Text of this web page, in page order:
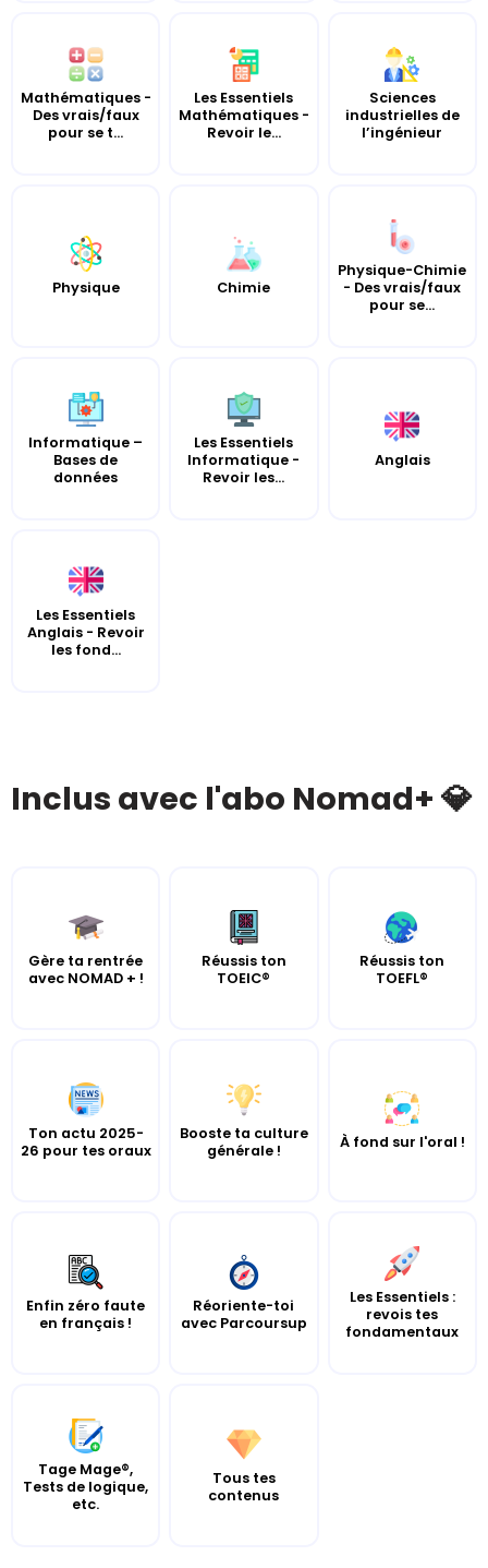
Mathématiques -
Des vrais/faux
pour se t...
Les Essentiels
Mathématiques -
Revoir le...
Sciences
industrielles de
l’ingénieur
Physique Chimie
Physique-Chimie
- Des vrais/faux
pour se...
Informatique –
Bases de
données
Les Essentiels
Informatique -
Revoir les...
Anglais
Les Essentiels
Anglais - Revoir
les fond...
Inclus avec l'abo Nomad+ 💎
Gère ta rentrée
avec NOMAD + !
Réussis ton
TOEIC®
Réussis ton
TOEFL®
Ton actu 2025-
26 pour tes oraux
Booste ta culture
générale !
À fond sur l'oral !
Enfin zéro faute
en français !
Réoriente-toi
avec Parcoursup
Les Essentiels :
revois tes
fondamentaux
Tage Mage®,
Tests de logique,
etc.
Tous tes
contenus